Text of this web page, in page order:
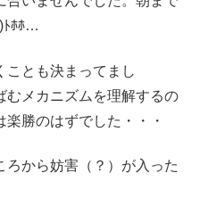
ﾄﾎﾎ…
ことも決まってまし
むメカニズムを理解するの
勝のはずでした・・・
ろから妨害（？）が入った